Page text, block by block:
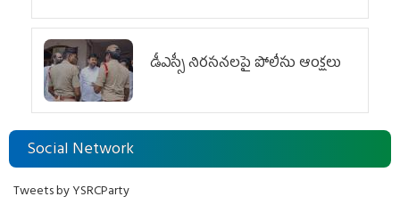
డీఎస్సీ నిరసనలపై పోలీసు ఆంక్షలు
Social Network
Tweets by YSRCParty